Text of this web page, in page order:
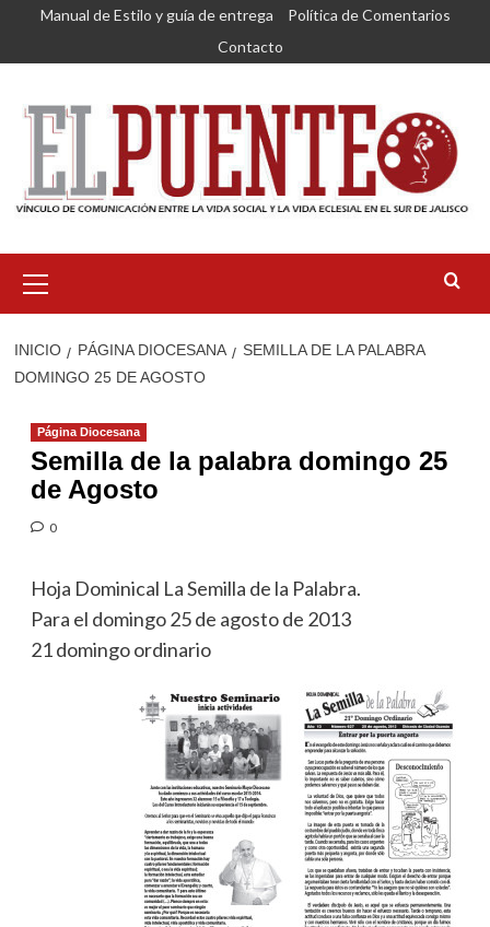
Saltar
contenido
Manual de Estilo y guía de entrega
Política de Comentarios
Contacto
primario
INICIO PÁGINA DIOCESANA
SEMILLA DE LA PALABRA
DOMINGO 25 DE AGOSTO
Página Diocesana
Semilla de la palabra domingo 25
de Agosto
0
Hoja Dominical La Semilla de la Palabra.
Para el domingo 25 de agosto de 2013
21 domingo ordinario